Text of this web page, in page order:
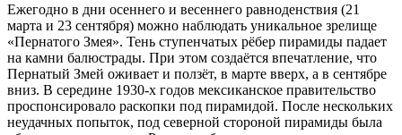
Ежегодно в дни осеннего и весеннего равноденствия (21
марта и 23 сентября) можно наблюдать уникальное зрелище
«Пернатого Змея». Тень ступенчатых рёбер пирамиды падает
на камни балюстрады. При этом создаётся впечатление, что
Пернатый Змей оживает и ползёт, в марте вверх, а в сентябре
вниз. В середине 1930-х годов мексиканское правительство
проспонсировало раскопки под пирамидой. После нескольких
неудачных попыток, под северной стороной пирамиды была